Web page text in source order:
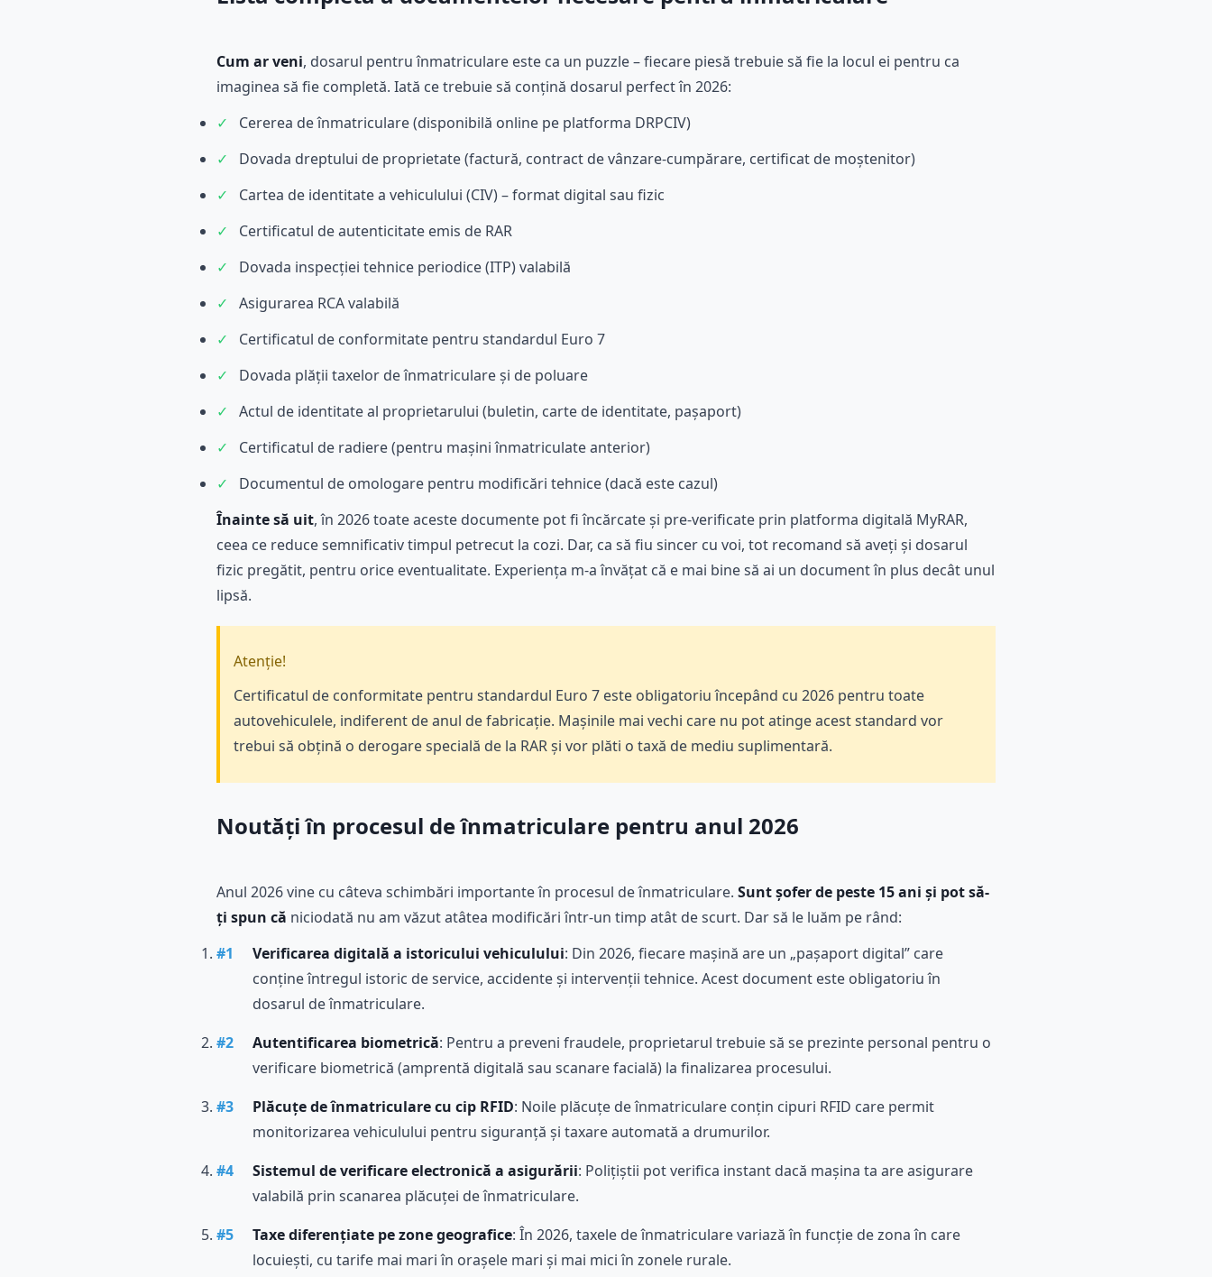
Cum ar veni, dosarul pentru înmatriculare este ca un puzzle – fiecare piesă trebuie să fie la locul ei pentru ca
imaginea să fie completă. Iată ce trebuie să conțină dosarul perfect în 2026:
✓
Cererea de înmatriculare (disponibilă online pe platforma DRPCIV)
✓
Dovada dreptului de proprietate (factură, contract de vânzare-cumpărare, certificat de moștenitor)
✓
Cartea de identitate a vehiculului (CIV) – format digital sau fizic
✓
Certificatul de autenticitate emis de RAR
✓
Dovada inspecției tehnice periodice (ITP) valabilă
✓
Asigurarea RCA valabilă
✓
Certificatul de conformitate pentru standardul Euro 7
✓
Dovada plății taxelor de înmatriculare și de poluare
✓
Actul de identitate al proprietarului (buletin, carte de identitate, pașaport)
✓
Certificatul de radiere (pentru mașini înmatriculate anterior)
✓
Documentul de omologare pentru modificări tehnice (dacă este cazul)
Înainte să uit, în 2026 toate aceste documente pot fi încărcate și pre-verificate prin platforma digitală MyRAR,
ceea ce reduce semnificativ timpul petrecut la cozi. Dar, ca să fiu sincer cu voi, tot recomand să aveți și dosarul
fizic pregătit, pentru orice eventualitate. Experiența m-a învățat că e mai bine să ai un document în plus decât unul
lipsă.
Atenție!
Certificatul de conformitate pentru standardul Euro 7 este obligatoriu începând cu 2026 pentru toate
autovehiculele, indiferent de anul de fabricație. Mașinile mai vechi care nu pot atinge acest standard vor
trebui să obțină o derogare specială de la RAR și vor plăti o taxă de mediu suplimentară.
Noutăți în procesul de înmatriculare pentru anul 2026
Anul 2026 vine cu câteva schimbări importante în procesul de înmatriculare. Sunt șofer de peste 15 ani și pot să-
ți spun că niciodată nu am văzut atâtea modificări într-un timp atât de scurt. Dar să le luăm pe rând:
#1 Verificarea digitală a istoricului vehiculului: Din 2026, fiecare mașină are un „pașaport digital” care
conține întregul istoric de service, accidente și intervenții tehnice. Acest document este obligatoriu în
dosarul de înmatriculare.
#2 Autentificarea biometrică: Pentru a preveni fraudele, proprietarul trebuie să se prezinte personal pentru o
verificare biometrică (amprentă digitală sau scanare facială) la finalizarea procesului.
#3 Plăcuțe de înmatriculare cu cip RFID: Noile plăcuțe de înmatriculare conțin cipuri RFID care permit
monitorizarea vehiculului pentru siguranță și taxare automată a drumurilor.
#4 Sistemul de verificare electronică a asigurării: Polițiștii pot verifica instant dacă mașina ta are asigurare
valabilă prin scanarea plăcuței de înmatriculare.
#5 Taxe diferențiate pe zone geografice: În 2026, taxele de înmatriculare variază în funcție de zona în care
locuiești, cu tarife mai mari în orașele mari și mai mici în zonele rurale.